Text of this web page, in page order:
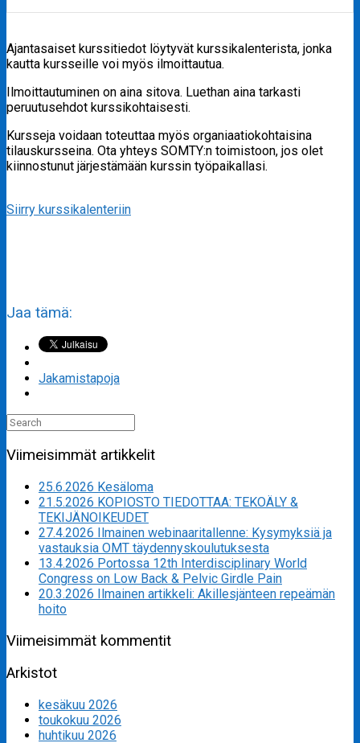
Ajantasaiset kurssitiedot löytyvät kurssikalenterista, jonka
kautta kursseille voi myös ilmoittautua.
Ilmoittautuminen on aina sitova. Luethan aina tarkasti
peruutusehdot kurssikohtaisesti.
Kursseja voidaan toteuttaa myös organiaatiokohtaisina
tilauskursseina. Ota yhteys SOMTY:n toimistoon, jos olet
kiinnostunut järjestämään kurssin työpaikallasi.
Siirry kurssikalenteriin
Jaa tämä:
Jakamistapoja
Search
Viimeisimmät artikkelit
25.6.2026 Kesäloma
21.5.2026 KOPIOSTO TIEDOTTAA: TEKOÄLY &
TEKIJÄNOIKEUDET
27.4.2026 Ilmainen webinaaritallenne: Kysymyksiä ja
vastauksia OMT täydennyskoulutuksesta
13.4.2026 Portossa 12th Interdisciplinary World
Congress on Low Back & Pelvic Girdle Pain
20.3.2026 Ilmainen artikkeli: Akillesjänteen repeämän
hoito
Viimeisimmät kommentit
Arkistot
kesäkuu 2026
toukokuu 2026
huhtikuu 2026